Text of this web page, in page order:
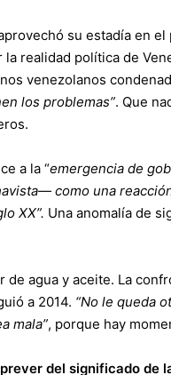
su estadía en
la realidad política de
venezolanos
los problemas”. Que
a la “emergencia de
como una
XX”. Una anomalía de
de agua y aceite. La
a 2014. “No le queda
mala”, porque hay
del significado de